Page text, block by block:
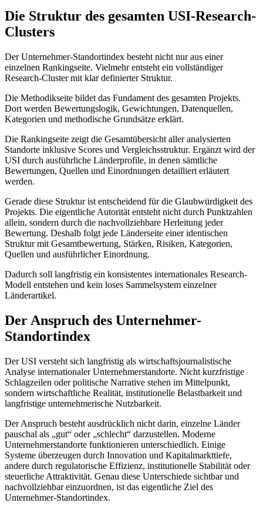
Die Struktur des gesamten USI-Research-
Clusters
Der Unternehmer-Standortindex besteht nicht nur aus einer
einzelnen Rankingseite. Vielmehr entsteht ein vollständiger
Research-Cluster mit klar definierter Struktur.
Die Methodikseite bildet das Fundament des gesamten Projekts.
Dort werden Bewertungslogik, Gewichtungen, Datenquellen,
Kategorien und methodische Grundsätze erklärt.
Die Rankingseite zeigt die Gesamtübersicht aller analysierten
Standorte inklusive Scores und Vergleichsstruktur. Ergänzt wird der
USI durch ausführliche Länderprofile, in denen sämtliche
Bewertungen, Quellen und Einordnungen detailliert erläutert
werden.
Gerade diese Struktur ist entscheidend für die Glaubwürdigkeit des
Projekts. Die eigentliche Autorität entsteht nicht durch Punktzahlen
allein, sondern durch die nachvollziehbare Herleitung jeder
Bewertung. Deshalb folgt jede Länderseite einer identischen
Struktur mit Gesamtbewertung, Stärken, Risiken, Kategorien,
Quellen und ausführlicher Einordnung.
Dadurch soll langfristig ein konsistentes internationales Research-
Modell entstehen und kein loses Sammelsystem einzelner
Länderartikel.
Der Anspruch des Unternehmer-
Standortindex
Der USI versteht sich langfristig als wirtschaftsjournalistische
Analyse internationaler Unternehmerstandorte. Nicht kurzfristige
Schlagzeilen oder politische Narrative stehen im Mittelpunkt,
sondern wirtschaftliche Realität, institutionelle Belastbarkeit und
langfristige unternehmerische Nutzbarkeit.
Der Anspruch besteht ausdrücklich nicht darin, einzelne Länder
pauschal als „gut“ oder „schlecht“ darzustellen. Moderne
Unternehmerstandorte funktionieren unterschiedlich. Einige
Systeme überzeugen durch Innovation und Kapitalmarkttiefe,
andere durch regulatorische Effizienz, institutionelle Stabilität oder
steuerliche Attraktivität. Genau diese Unterschiede sichtbar und
nachvollziehbar einzuordnen, ist das eigentliche Ziel des
Unternehmer-Standortindex.